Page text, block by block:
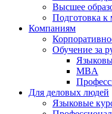
Высшее
Подготовка
Компаниям
Обучение за
MBA
Для деловых людей
Языковые